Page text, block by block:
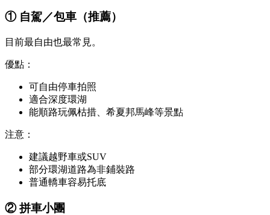
① 自駕／包車（推薦）
目前最自由也最常見。
優點：
可自由停車拍照
適合深度環湖
能順路玩佩枯措、希夏邦馬峰等景點
注意：
建議越野車或SUV
部分環湖道路為非鋪裝路
普通轎車容易托底
② 拼車小團